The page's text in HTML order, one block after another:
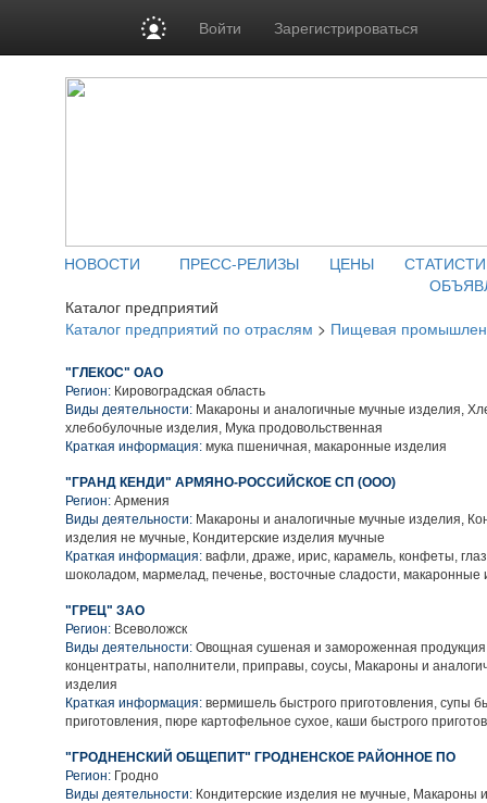
Войти Зарегистрироваться
НОВОСТИ ПРЕСС-РЕЛИЗЫ ЦЕНЫ
Каталог предприятий
Каталог предприятий по отраслям > Пищевая
"ГЛЕКОС" ОАО
Регион: Кировоградская область
Виды деятельности: Макароны и аналогичные мучные изделия,
хлебобулочные изделия, Мука продовольственная
Краткая информация: мука пшеничная, макаронные изделия
"ГРАНД КЕНДИ" АРМЯНО-РОССИЙСКОЕ СП (ООО)
Регион: Армения
Виды деятельности: Макароны и аналогичные мучные изделия,
изделия не мучные, Кондитерские изделия мучные
Краткая информация: вафли, драже, ирис, карамель, конфеты,
шоколадом, мармелад, печенье, восточные сладости, макаронные
"ГРЕЦ" ЗАО
Регион: Всеволожск
Виды деятельности: Овощная сушеная и замороженная
концентраты, наполнители, приправы, соусы, Макароны и
изделия
Краткая информация: вермишель быстрого приготовления, супы
приготовления, пюре картофельное сухое, каши быстрого
"ГРОДНЕНСКИЙ ОБЩЕПИТ" ГРОДНЕНСКОЕ РАЙОННОЕ ПО
Регион: Гродно
Виды деятельности: Кондитерские изделия не мучные, Макароны